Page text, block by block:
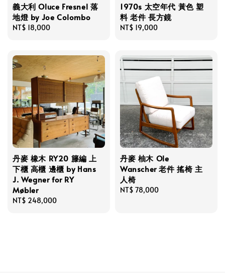
義大利 Oluce Fresnel 落
地燈 by Joe Colombo
Regular
NT$ 18,000
1970s 太空年代 黃色 塑
料 老件 長方鏡
Regular
NT$ 19,000
丹麥 橡木 RY20 籐編 上
下櫃 高櫃 邊櫃 by Hans
J. Wegner for RY
Møbler
Regular
NT$ 248,000
丹麥 柚木 Ole
Wanscher 老件 搖椅 主
人椅
Regular
NT$ 78,000